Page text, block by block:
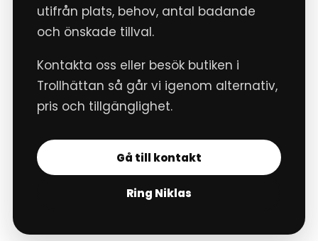
utifrån plats, behov, antal badande
och önskade tillval.
Kontakta oss eller besök butiken i
Trollhättan så går vi igenom alternativ,
pris och tillgänglighet.
Gå till kontakt
Ring Niklas